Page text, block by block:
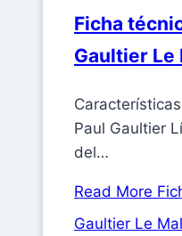
Ficha
Gaultier Le
Paul Gaultier
del…
Read More
Gaultier Le